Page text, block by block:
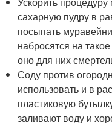
сахарную пудру в
посыпать
набросятся на
оно для них
Соду против
использовать и в
пластиковую
заливают воду и